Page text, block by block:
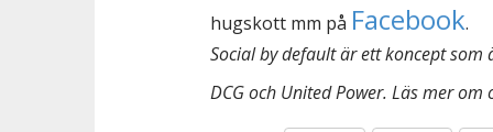
hugskott mm på Facebook.
Social by default är ett koncept
DCG och United Power. Läs mer om